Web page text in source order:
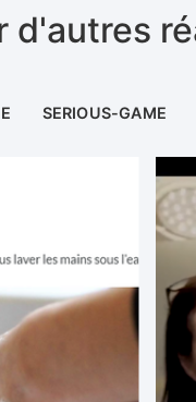
d'autres
SERIOUS-GAME